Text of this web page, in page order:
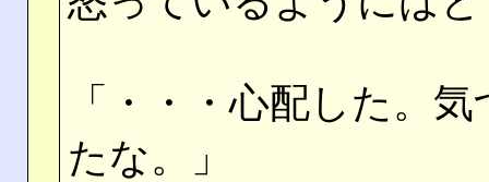
「・・・心配した。
たな。」